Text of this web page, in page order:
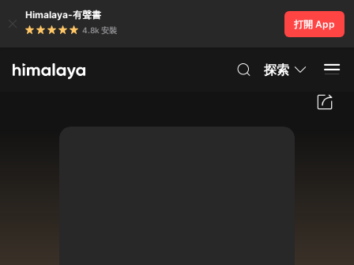
Himalaya-有聲書
4.8k 安裝
打開 App
探索